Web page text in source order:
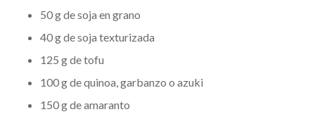
50 g de soja en grano
40 g de soja texturizada
125 g de tofu
100 g de quinoa, garbanzo o azuki
150 g de amaranto